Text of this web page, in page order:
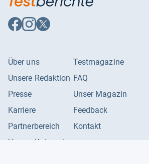
Auf
Facebook
Auf
Instagram
Auf
X
Über uns
Unsere Redaktion
Presse
Karriere
Partnerbereich
Unsere Kategorien
Testmagazine
FAQ
Unser Magazin
Feedback
Kontakt